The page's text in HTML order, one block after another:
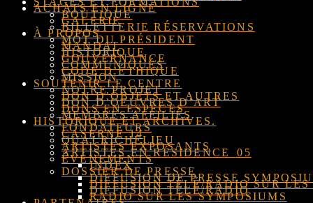
ACHATS EN LIGNE
BOUTIQUE
GALERIE
BILLETTERIE RÉSERVATIONS
À PROPOS
MOT DU PRÉSIDENT
MANDAT
HISTORIQUE
GOUVERNANCE
COMMUNIQUÉS
CODE D’ÉTHIQUE
MISSION
SOUTENIR LE CENTRE
NOTRE PROJET
DON D’OBJETS ET AUTRES
DON D’OEUVRES D’ART
DONS EN ESPÈCES
MEMBRES AFFILIÉS
HISTORIQUE ET ARCHIVES.
FONDATEURS
CASERNE 14
QUAI RICHELIEU
ARTISTES EXPOSANTS
ARTISTES EN RÉSIDENCE_05
ÉVÉNEMENTS
INDEX
DOSSIER DE PRESSE
DIFFUSION DE PRESSE
DIFFUSION TÉLÉ/RADIO SUR LES
DIFFUSION TÉLÉ/RADIO
RADIO SUR LES SYMPOSIUMS